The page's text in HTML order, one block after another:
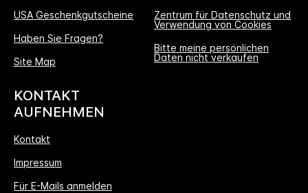
USA Geschenkgutscheine
Haben Sie Fragen?
Site Map
Zentrum für Datenschutz und
Verwendung von Cookies
Bitte meine persönlichen
Daten nicht verkaufen
KONTAKT
AUFNEHMEN
Kontakt
Impressum
Für E-Mails anmelden